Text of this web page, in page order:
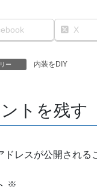
X
ー 内装をDIY
トを残す
ドレスが公開される
※